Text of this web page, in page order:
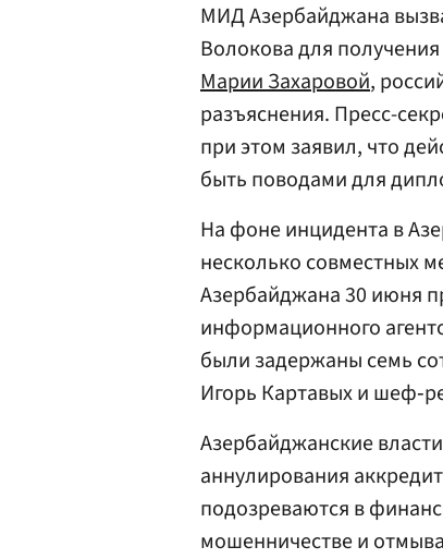
МИД Азербайджана
Волокова для
Марии Захаровой,
разъяснения. Пресс-
при этом заявил, что
быть поводами для
На фоне инцидента в
несколько совместных
Азербайджана 30 июня
информационного
были задержаны семь
Игорь Картавых и
Азербайджанские
аннулирования
подозреваются в
мошенничестве и